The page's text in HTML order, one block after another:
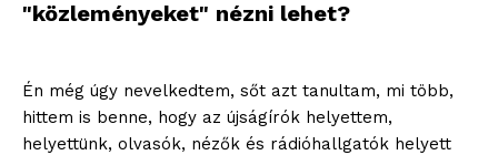
"közleményeket" nézni lehet?
Én még úgy nevelkedtem, sőt azt tanultam, mi több,
hittem is benne, hogy az újságírók helyettem,
helyettünk, olvasók, nézők és rádióhallgatók helyett